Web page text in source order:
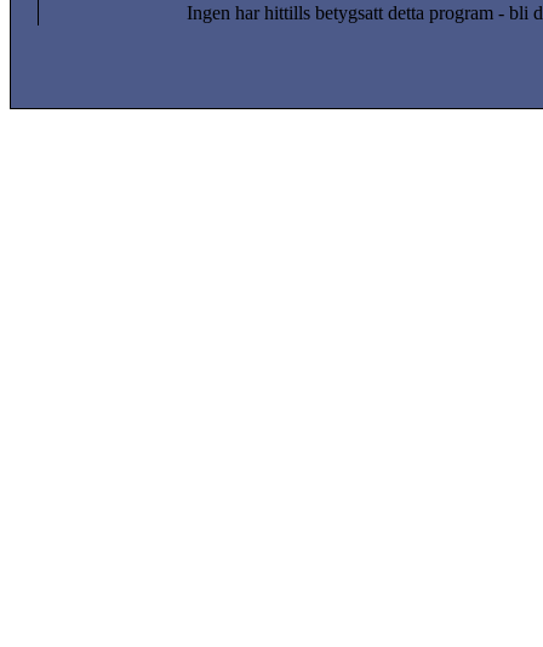
Ingen har hittills betygsatt detta program - bli